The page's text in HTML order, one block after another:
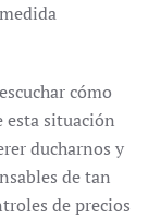
cómo
esta situación
ducharnos y
de tan
de precios